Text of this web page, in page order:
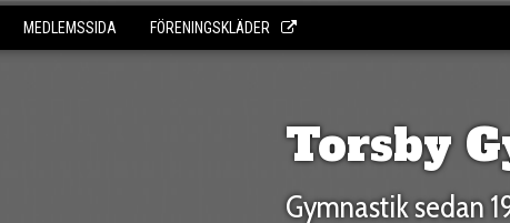
MEDLEMSSIDA FÖRENINGSKLÄDER
Torsby
Gymnastik sedan